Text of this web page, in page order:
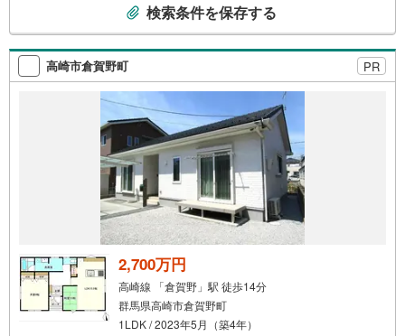
検
索
条
る
・
条
件
検索条件を保存する
高崎市倉賀野町 PR
2,700万円
高崎線 「倉賀野」駅 徒歩14分
群馬県高崎市倉賀野町
1LDK / 2023年5月（築4年）